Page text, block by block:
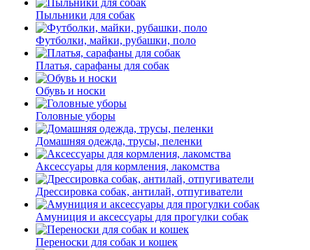
Пыльники для собак
Футболки, майки, рубашки, поло
Платья, сарафаны для собак
Обувь и носки
Головные уборы
Домашняя одежда, трусы, пеленки
Аксессуары для кормления, лакомства
Дрессировка собак, антилай, отпугиватели
Амуниция и аксессуары для прогулки собак
Переноски для собак и кошек